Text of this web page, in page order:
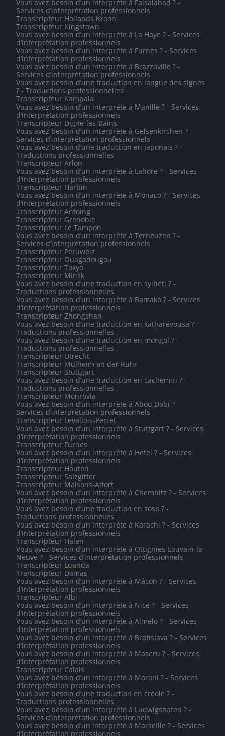
Vous avez besoin d’un interprète à Faisalabad ? -
Services d’interprétation professionnels
Transcripteur Hollands Kroon
Transcripteur Kingstown
Vous avez besoin d’un interprète à La Haye ? - Services
d’interprétation professionnels
Vous avez besoin d’un interprète à Furnes ? - Services
d’interprétation professionnels
Vous avez besoin d’un interprète à Brazzaville ? -
Services d’interprétation professionnels
Vous avez besoin d’une traduction en langue des signes
? - Traductions professionnelles
Transcripteur Kampala
Vous avez besoin d’un interprète à Manille ? - Services
d’interprétation professionnels
Transcripteur Digne-les-Bains
Vous avez besoin d’un interprète à Gelsenkirchen ? -
Services d’interprétation professionnels
Vous avez besoin d’une traduction en japonais ? -
Traductions professionnelles
Transcripteur Arlon
Vous avez besoin d’un interprète à Lahore ? - Services
d’interprétation professionnels
Transcripteur Harbin
Vous avez besoin d’un interprète à Monaco ? - Services
d’interprétation professionnels
Transcripteur Antoing
Transcripteur Grenoble
Transcripteur Le Tampon
Vous avez besoin d’un interprète à Terneuzen ? -
Services d’interprétation professionnels
Transcripteur Péruwelz
Transcripteur Ouagadougou
Transcripteur Tokyo
Transcripteur Minsk
Vous avez besoin d’une traduction en sylheti ? -
Traductions professionnelles
Vous avez besoin d’un interprète à Bamako ? - Services
d’interprétation professionnels
Transcripteur Zhongshan
Vous avez besoin d’une traduction en katharévousa ? -
Traductions professionnelles
Vous avez besoin d’une traduction en mongol ? -
Traductions professionnelles
Transcripteur Utrecht
Transcripteur Mülheim an der Ruhr
Transcripteur Stuttgart
Vous avez besoin d’une traduction en cachemiri ? -
Traductions professionnelles
Transcripteur Monrovia
Vous avez besoin d’un interprète à Abou Dabi ? -
Services d’interprétation professionnels
Transcripteur Levallois-Perret
Vous avez besoin d’un interprète à Stuttgart ? - Services
d’interprétation professionnels
Transcripteur Furnes
Vous avez besoin d’un interprète à Hefei ? - Services
d’interprétation professionnels
Transcripteur Houten
Transcripteur Salzgitter
Transcripteur Maisons-Alfort
Vous avez besoin d’un interprète à Chemnitz ? - Services
d’interprétation professionnels
Vous avez besoin d’une traduction en soso ? -
Traductions professionnelles
Vous avez besoin d’un interprète à Karachi ? - Services
d’interprétation professionnels
Transcripteur Halen
Vous avez besoin d’un interprète à Ottignies-Louvain-la-
Neuve ? - Services d’interprétation professionnels
Transcripteur Luanda
Transcripteur Damas
Vous avez besoin d’un interprète à Mâcon ? - Services
d’interprétation professionnels
Transcripteur Albi
Vous avez besoin d’un interprète à Nice ? - Services
d’interprétation professionnels
Vous avez besoin d’un interprète à Almelo ? - Services
d’interprétation professionnels
Vous avez besoin d’un interprète à Bratislava ? - Services
d’interprétation professionnels
Vous avez besoin d’un interprète à Maseru ? - Services
d’interprétation professionnels
Transcripteur Calais
Vous avez besoin d’un interprète à Moroni ? - Services
d’interprétation professionnels
Vous avez besoin d’une traduction en créole ? -
Traductions professionnelles
Vous avez besoin d’un interprète à Ludwigshafen ? -
Services d’interprétation professionnels
Vous avez besoin d’un interprète à Marseille ? - Services
d’interprétation professionnels